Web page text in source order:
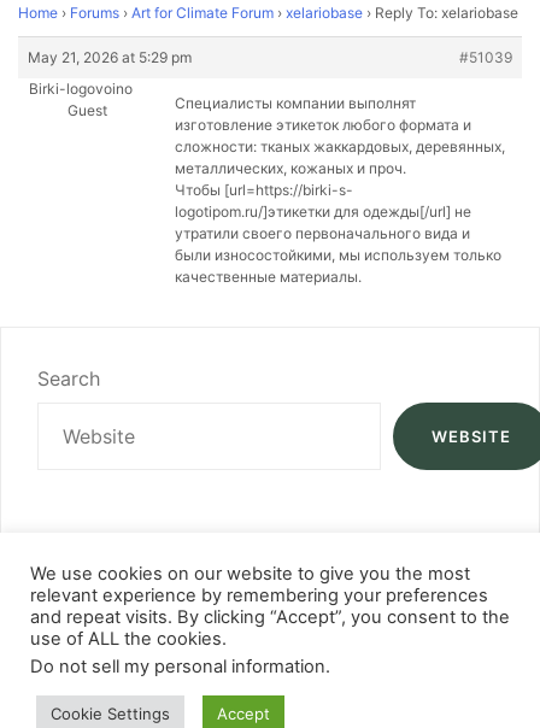
Home › Forums › Art for Climate Forum › xelariobase › Reply To: xelariobase
May 21, 2026 at 5:29 pm
#51039
Birki-logovoino
Guest
Специалисты компании выполнят
изготовление этикеток любого формата и
сложности: тканых жаккардовых, деревянных,
металлических, кожаных и проч.
Чтобы [url=https://birki-s-
logotipom.ru/]этикетки для одежды[/url] не
утратили своего первоначального вида и
были износостойкими, мы используем только
качественные материалы.
Search
WEBSITE
We use cookies on our website to give you the most
relevant experience by remembering your preferences
and repeat visits. By clicking “Accept”, you consent to the
use of ALL the cookies.
Do not sell my personal information.
Cookie Settings Accept